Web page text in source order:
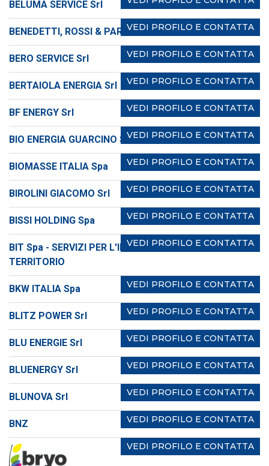
BELUMA SERVICE Srl
VEDI PROFILO E CONTATTA
BENEDETTI, ROSSI & PARTNERS Srl
VEDI PROFILO E CONTATTA
BERO SERVICE Srl
VEDI PROFILO E CONTATTA
BERTAIOLA ENERGIA Srl
VEDI PROFILO E CONTATTA
BF ENERGY Srl
VEDI PROFILO E CONTATTA
BIO ENERGIA GUARCINO Srl
VEDI PROFILO E CONTATTA
BIOMASSE ITALIA Spa
VEDI PROFILO E CONTATTA
BIROLINI GIACOMO Srl
VEDI PROFILO E CONTATTA
BISSI HOLDING Spa
VEDI PROFILO E CONTATTA
BIT Spa - SERVIZI PER L'INVESTIMENTO SUL
TERRITORIO
VEDI PROFILO E CONTATTA
BKW ITALIA Spa
VEDI PROFILO E CONTATTA
BLITZ POWER Srl
VEDI PROFILO E CONTATTA
BLU ENERGIE Srl
VEDI PROFILO E CONTATTA
BLUENERGY Srl
VEDI PROFILO E CONTATTA
BLUNOVA Srl
VEDI PROFILO E CONTATTA
BNZ
VEDI PROFILO E CONTATTA